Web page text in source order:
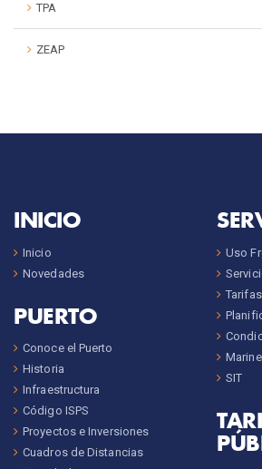
TPA
ZEAP
INICIO
Inicio
Novedades
PUERTO
Conoce el Puerto
Historia
Infraestructura
Código ISPS
Proyectos e Inversiones
Cuadros de Distancias
Uso
Tarifas
SIT